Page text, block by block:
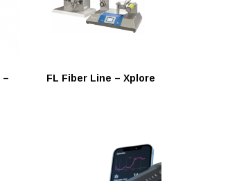
–
FL Fiber Line – Xplore